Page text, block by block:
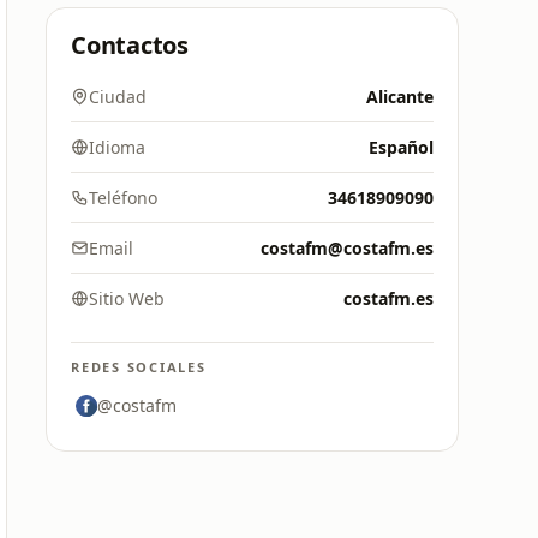
Contactos
Ciudad Alicante
Idioma Español
Teléfono 34618909090
Email costafm@costafm.es
Sitio Web costafm.es
REDES SOCIALES
@costafm